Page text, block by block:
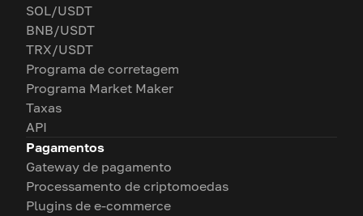
SOL/USDT
BNB/USDT
TRX/USDT
Programa de corretagem
Programa Market Maker
Taxas
API
Pagamentos
Gateway de pagamento
Processamento de criptomoedas
Plugins de e-commerce